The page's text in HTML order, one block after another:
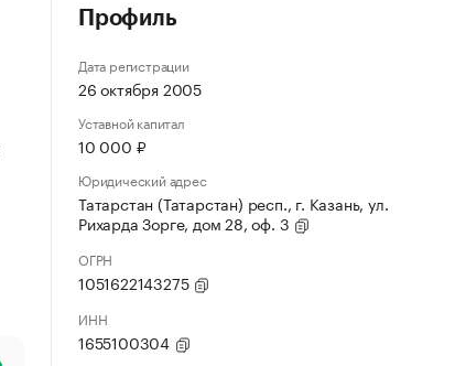
Профиль
Дата регистрации
26 октября 2005
Уставной капитал
10 000 ₽
Юридический адрес
Татарстан (Татарстан) респ., г. Казань, ул.
Рихарда Зорге, дом 28, оф. 3
ОГРН
1051622143275
ИНН
1655100304